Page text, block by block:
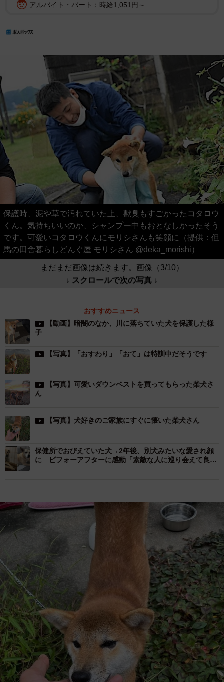
アルバイト・パート：時給1,051円～
保護時、泥や草で汚れていた上、獣臭もすごかったコタロウ
くん。気持ちいいのか、シャンプー中もおとなしかったそう
です。可愛いコタロウくんにモリシさんも笑顔に（提供：但
馬の田舎暮らしどんぐ屋 モリシさん @deka_morishi）
まだまだ画像は続きます。画像（3/10）
↓ スクロールで次の写真 ↓
おすすめニュース
【動画】暗闇のなか、川に落ちていた犬を保護した様
子
【写真】「おすわり」「おて」は特訓中だそうです
【写真】可愛いダウンベストを買ってもらった柴犬さ
ん
【写真】犬好きのご家族にすぐに懐いた柴犬さん
保健所でおびえていた犬→2年後、別犬みたいな愛され顔
に ビフォーアフターに感動「素敵な人に巡り会えて良か